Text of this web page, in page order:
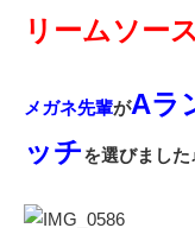
リームソー
メガネ先輩がAラ
ッチを選びました